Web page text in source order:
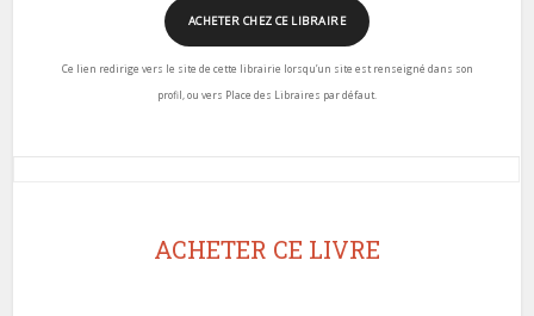
ACHETER CHEZ CE LIBRAIRE
Ce lien redirige vers le site de cette librairie lorsqu’un site est renseigné dans son
profil, ou vers Place des Libraires par défaut.
ACHETER CE LIVRE